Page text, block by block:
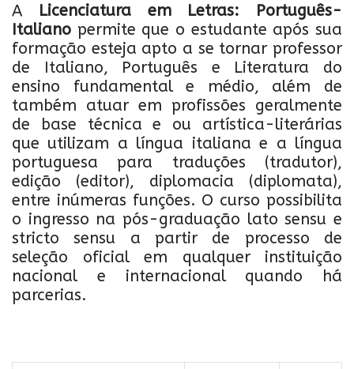
A Licenciatura em Letras: Português-
Italiano permite que o estudante após sua
formação esteja apto a se tornar professor
de Italiano, Português e Literatura do
ensino fundamental e médio, além de
também atuar em profissões geralmente
de base técnica e ou artística-literárias
que utilizam a língua italiana e a língua
portuguesa para traduções (tradutor),
edição (editor), diplomacia (diplomata),
entre inúmeras funções. O curso possibilita
o ingresso na pós-graduação lato sensu e
stricto sensu a partir de processo de
seleção oficial em qualquer instituição
nacional e internacional quando há
parcerias.